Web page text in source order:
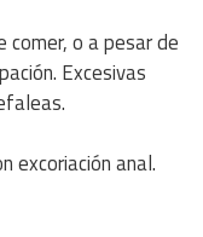
comer, o a pesar de
Excesivas
excoriación anal.